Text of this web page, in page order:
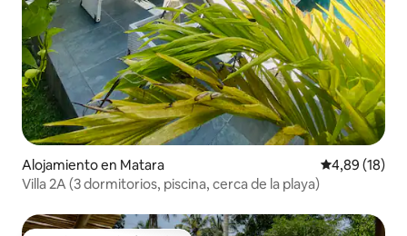
Alojamiento en Matara Calificación
4,89 (18)
Villa 2A (3 dormitorios, piscina, cerca de la playa)